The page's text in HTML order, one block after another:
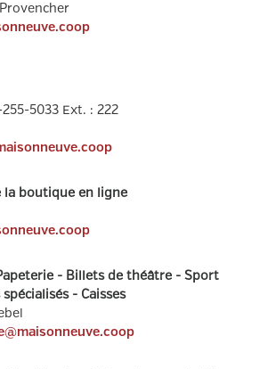
255-5033 Ext. : 222
la boutique en ligne
- Billets de théâtre - Sport
- Caisses